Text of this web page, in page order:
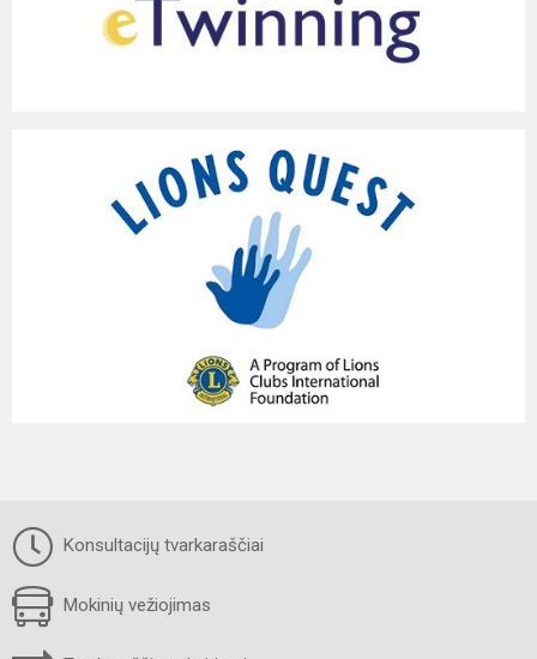
Konsultacijų tvarkaraščiai
Mokinių vežiojimas